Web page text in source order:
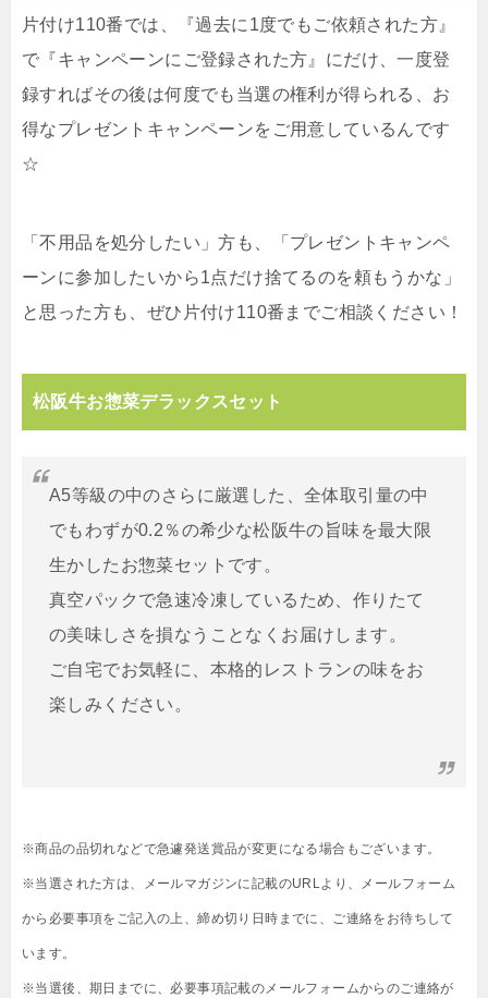
片付け110番では、『過去に1度でもご依頼された方』
で『キャンペーンにご登録された方』にだけ、一度登
録すればその後は何度でも当選の権利が得られる、お
得なプレゼントキャンペーンをご用意しているんです
☆
「不用品を処分したい」方も、「プレゼントキャンペ
ーンに参加したいから1点だけ捨てるのを頼もうかな」
と思った方も、ぜひ片付け110番までご相談ください！
松阪牛お惣菜デラックスセット
A5等級の中のさらに厳選した、全体取引量の中
でもわずが0.2％の希少な松阪牛の旨味を最大限
生かしたお惣菜セットです。
真空パックで急速冷凍しているため、作りたて
の美味しさを損なうことなくお届けします。
ご自宅でお気軽に、本格的レストランの味をお
楽しみください。
※商品の品切れなどで急遽発送賞品が変更になる場合もございます。
※当選された方は、メールマガジンに記載のURLより、メールフォーム
から必要事項をご記入の上、締め切り日時までに、ご連絡をお待ちして
います。
※当選後、期日までに、必要事項記載のメールフォームからのご連絡が